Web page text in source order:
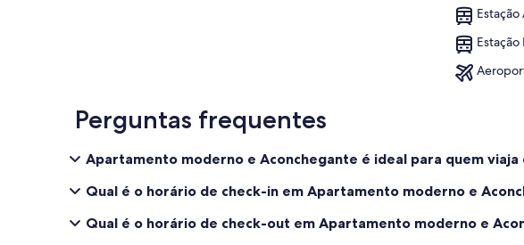
Estação
Perguntas frequentes
Apartamento moderno e Aconchegante é ideal para quem viaja
Qual é o horário de check-in em Apartamento moderno e
Qual é o horário de check-out em Apartamento moderno e